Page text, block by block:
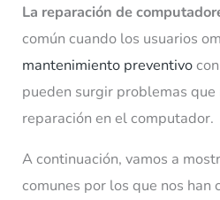
La reparación de
común cuando los usuarios
mantenimiento preventivo
pueden surgir problemas
reparación en el computador.
A continuación, vamos a
comunes por los que nos